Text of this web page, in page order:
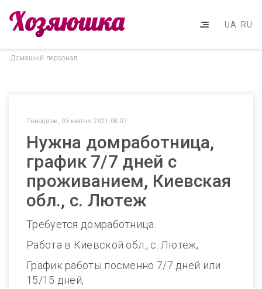
UA RU
Домашнiй персонал
Понеділок, 05 квітня 2021 08:07
Нужна домработница,
график 7/7 дней с
проживанием, Киевская
обл., с. Лютеж
Требуется домработница.
Работа в Киевской обл., с. Лютеж,
График работы посменно 7/7 дней или
15/15 дней,